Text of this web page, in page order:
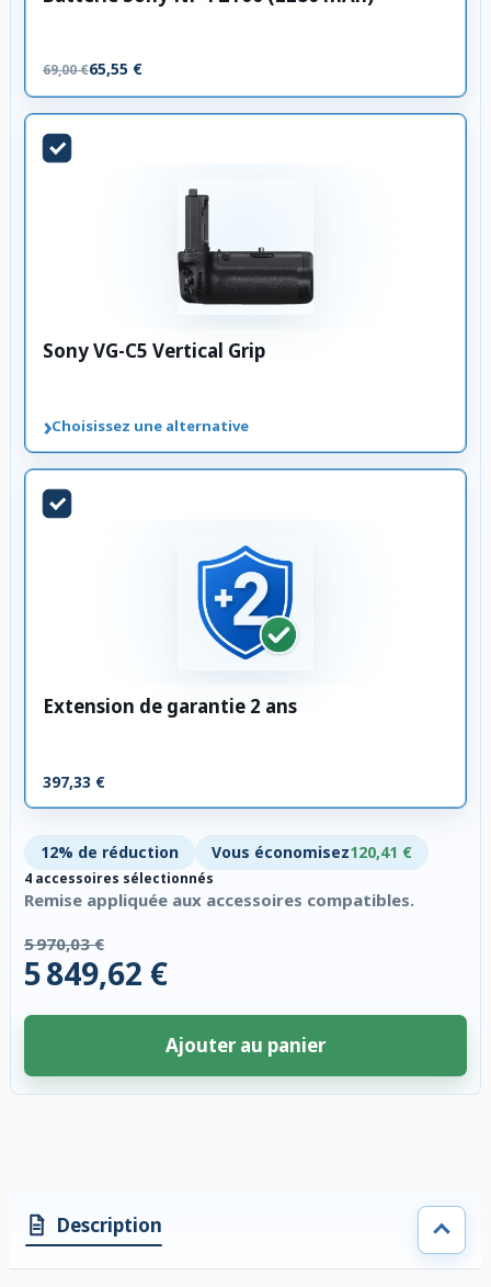
69,00 €65,55 €
Sony VG-C5 Vertical Grip
›Choisissez une alternative
Extension de garantie 2 ans
397,33 €
12% de réduction Vous économisez120,41 €
4 accessoires sélectionnés
Remise appliquée aux accessoires compatibles.
5 970,03 €
5 849,62 €
Ajouter au panier
Description